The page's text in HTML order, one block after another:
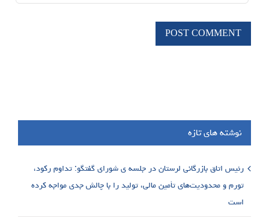
نوشته های تازه
رئیس اتاق بازرگانی لرستان در جلسه ی شورای گفتگو: تداوم رکود،
تورم و محدودیت‌های تأمین مالی، تولید را با چالش جدی مواجه کرده
است